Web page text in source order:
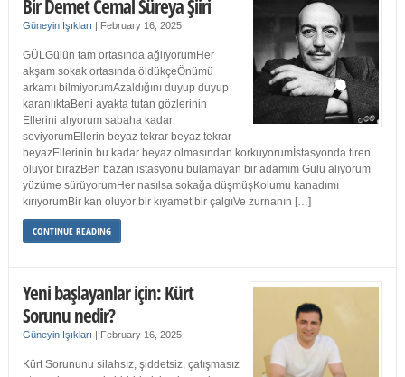
Bir Demet Cemal Süreya Şiiri
Güneyin Işıkları | February 16, 2025
GÜLGülün tam ortasında ağlıyorumHer
akşam sokak ortasında öldükçeÖnümü
arkamı bilmiyorumAzaldığını duyup duyup
karanlıktaBeni ayakta tutan gözlerinin
Ellerini alıyorum sabaha kadar
seviyorumEllerin beyaz tekrar beyaz tekrar
beyazEllerinin bu kadar beyaz olmasından korkuyorumİstasyonda tiren
oluyor birazBen bazan istasyonu bulamayan bir adamım Gülü alıyorum
yüzüme sürüyorumHer nasılsa sokağa düşmüşKolumu kanadımı
kırıyorumBir kan oluyor bir kıyamet bir çalgıVe zurnanın […]
CONTINUE READING
Yeni başlayanlar için: Kürt
Sorunu nedir?
Güneyin Işıkları | February 16, 2025
Kürt Sorununu silahsız, şiddetsiz, çatışmasız